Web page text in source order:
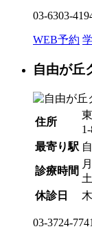
03-6303-
WEB予約
自由が丘
住所
最寄り駅
診療時間
休診日
03-3724-7741